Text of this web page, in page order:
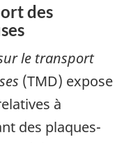
des
le transport
(TMD) expose
à
des plaques-